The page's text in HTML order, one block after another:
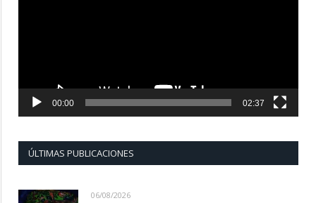
00:00 02:37
ÚLTIMAS PUBLICACIONES
06/08/2026